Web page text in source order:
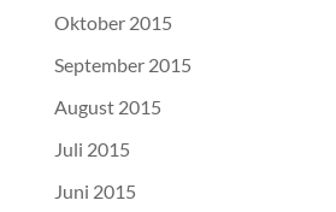
Oktober 2015
September 2015
August 2015
Juli 2015
Juni 2015